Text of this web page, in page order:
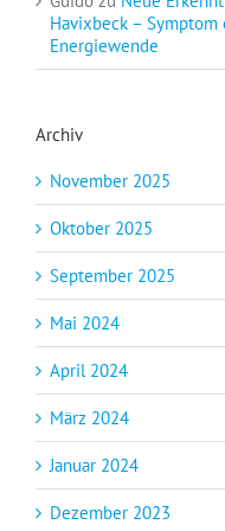
Havixbeck –
Energiewende
Archiv
November 2025
Oktober 2025
September 2025
Mai 2024
April 2024
März 2024
Januar 2024
Dezember 2023